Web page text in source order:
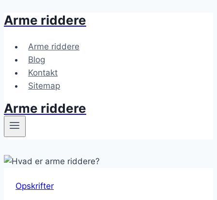
Fortsæt
indhold
Arme riddere
Arme riddere
Blog
Kontakt
Sitemap
Arme riddere
Opskrifter